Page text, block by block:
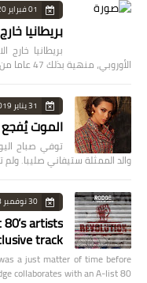
01 فبراير 2020
بريطانيا
الأوروبي، منهية بذلك 47 عاما من الزواج الصاخب بين لند…
31 يناير 2019
الموت
والد الممثلة ستيفاني صليبا. ولم
30 نوفمبر 2018
artists
track!
a just matter of time before
collaborates with an A-list 80’…